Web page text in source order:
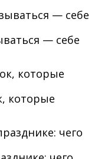
— себе
которые